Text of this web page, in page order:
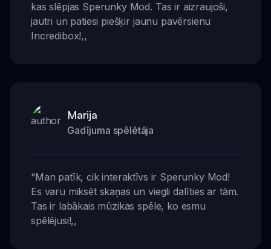
kas slēpjas Sperunky Mod. Tas ir aizraujoši,
jautri un patiesi piešķir jaunu pavērsienu
Incredibox!,,
Marija
Gadījuma spēlētāja
“Man patīk, cik interaktīvs ir Sperunky Mod!
Es varu miksēt skaņas un viegli dalīties ar tām.
Tas ir labākais mūzikas spēle, ko esmu
spēlējusi!,,